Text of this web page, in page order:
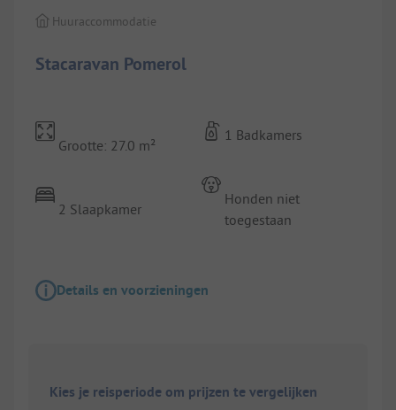
Stacaravan Pomerol
Huuraccommodatie
Grootte: 27.0 m²
2 Slaapkamer
1 Badkamers
Honden niet
toegestaan
Details en voorzieningen
Kies je reisperiode om prijzen te vergelijken